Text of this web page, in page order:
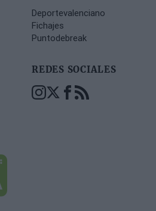
Deportevalenciano
Fichajes
Puntodebreak
REDES SOCIALES